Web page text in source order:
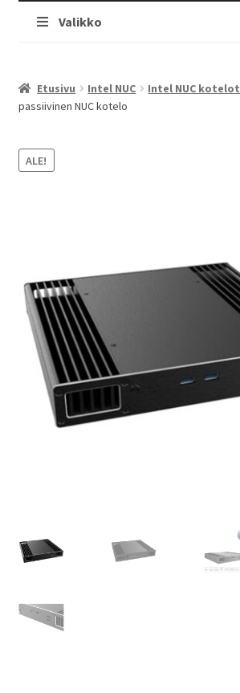
Valikko
Etusivu Intel NUC Intel NUC kotelot
passiivinen NUC kotelo
ALE!